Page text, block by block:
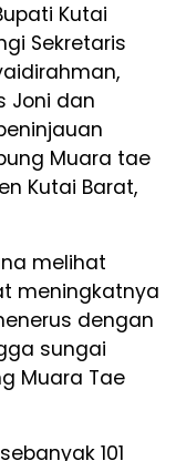
Kutai
Sekretaris
Joni dan
Muara tae
Kutai Barat,
melihat
meningkatnya
dengan
sungai
Muara Tae
101